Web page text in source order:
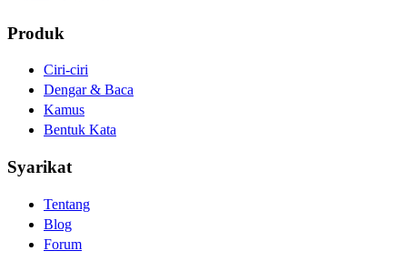
Produk
Ciri-ciri
Dengar & Baca
Kamus
Bentuk Kata
Syarikat
Tentang
Blog
Forum